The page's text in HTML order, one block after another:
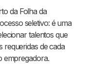
da Folha da
seletivo: é uma
talentos que
requeridas de cada
empregadora.